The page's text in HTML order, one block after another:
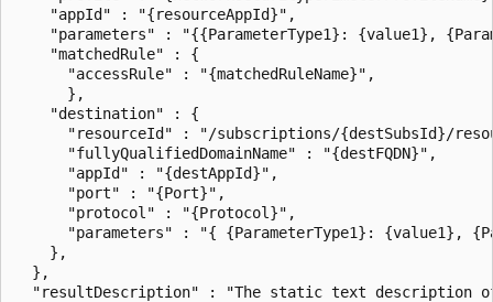
    "appId" : "{resourceAppId}",
"parameters" : "{{ParameterType1}: {value1},
    "matchedRule" : {
      "accessRule" : "{matchedRuleName}",
      },
    "destination" : {
"resourceId" : "/subscriptions/{destSubsId}/
      "fullyQualifiedDomainName" : "{destFQDN}",
      "appId" : "{destAppId}",
      "port" : "{Port}",
      "protocol" : "{Protocol}",
"parameters" : "{ {ParameterType1}: {value1},
    },
  },
"resultDescription" : "The static text description